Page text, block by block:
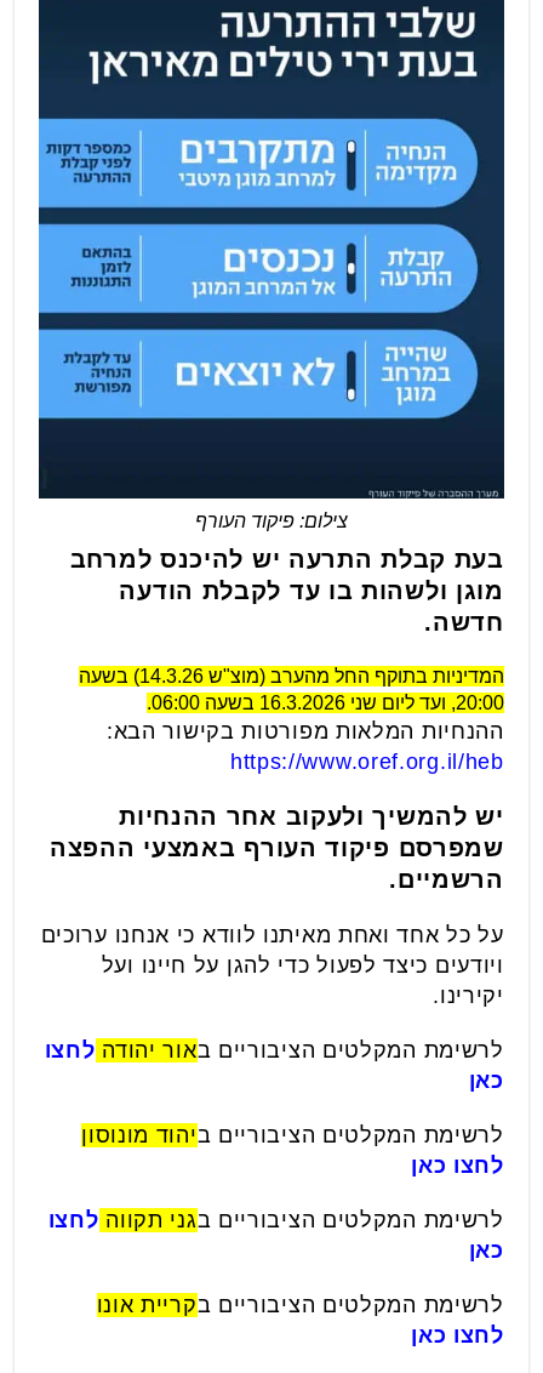
צילום: פיקוד העורף
בעת קבלת התרעה יש להיכנס למרחב
מוגן ולשהות בו עד לקבלת הודעה
חדשה.
המדיניות בתוקף החל מהערב (מוצ"ש 14.3.26) בשעה
20:00, ועד ליום שני 16.3.2026 בשעה 06:00.
ההנחיות המלאות מפורטות בקישור הבא:
https://www.oref.org.il/heb
יש להמשיך ולעקוב אחר ההנחיות
שמפרסם פיקוד העורף באמצעי ההפצה
הרשמיים.
על כל אחד ואחת מאיתנו לוודא כי אנחנו ערוכים
ויודעים כיצד לפעול כדי להגן על חיינו ועל
יקירינו.
לרשימת המקלטים הציבוריים באור יהודה לחצו
כאן
לרשימת המקלטים הציבוריים ביהוד מונוסון
לחצו כאן
לרשימת המקלטים הציבוריים בגני תקווה לחצו
כאן
לרשימת המקלטים הציבוריים בקריית אונו
לחצו כאן